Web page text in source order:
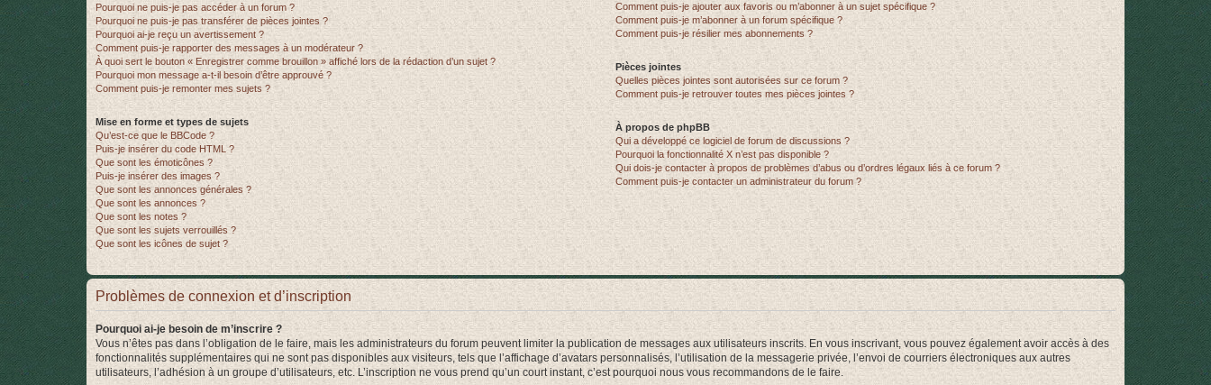
Pourquoi ne puis-je pas accéder à un forum ?
Pourquoi ne puis-je pas transférer de pièces jointes ?
Pourquoi ai-je reçu un avertissement ?
Comment puis-je rapporter des messages à un modérateur ?
À quoi sert le bouton « Enregistrer comme brouillon » affiché lors de la rédaction d’un sujet ?
Pourquoi mon message a-t-il besoin d’être approuvé ?
Comment puis-je remonter mes sujets ?
Mise en forme et types de sujets
Qu’est-ce que le BBCode ?
Puis-je insérer du code HTML ?
Que sont les émoticônes ?
Puis-je insérer des images ?
Que sont les annonces générales ?
Que sont les annonces ?
Que sont les notes ?
Que sont les sujets verrouillés ?
Que sont les icônes de sujet ?
Comment puis-je ajouter aux favoris ou m’abonner à un sujet spécifique ?
Comment puis-je m’abonner à un forum spécifique ?
Comment puis-je résilier mes abonnements ?
Pièces jointes
Quelles pièces jointes sont autorisées sur ce forum ?
Comment puis-je retrouver toutes mes pièces jointes ?
À propos de phpBB
Qui a développé ce logiciel de forum de discussions ?
Pourquoi la fonctionnalité X n’est pas disponible ?
Qui dois-je contacter à propos de problèmes d’abus ou d’ordres légaux liés à ce forum ?
Comment puis-je contacter un administrateur du forum ?
Problèmes de connexion et d’inscription
Pourquoi ai-je besoin de m’inscrire ?
Vous n’êtes pas dans l’obligation de le faire, mais les administrateurs du forum peuvent limiter la publication de messages aux utilisateurs inscrits. En vous inscrivant, vous pouvez également avoir accès à des
fonctionnalités supplémentaires qui ne sont pas disponibles aux visiteurs, tels que l’affichage d’avatars personnalisés, l’utilisation de la messagerie privée, l’envoi de courriers électroniques aux autres
utilisateurs, l’adhésion à un groupe d’utilisateurs, etc. L’inscription ne vous prend qu’un court instant, c’est pourquoi nous vous recommandons de le faire.